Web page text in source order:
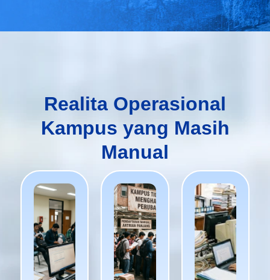
Realita Operasional
Kampus yang Masih
Manual